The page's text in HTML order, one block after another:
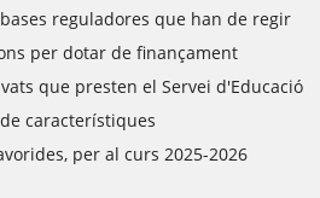
reguladores que han de regir
per dotar de finançament
que presten el Servei d'Educació
característiques
per al curs 2025-2026